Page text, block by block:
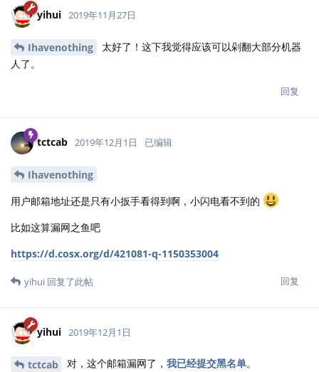
yihui 2019年11月27日
Ihavenothing
太好了！这下我觉得应该可以剁翻大部分机器
人了。
回复
tctcab 2019年12月1日 已编辑
Ihavenothing
用户邮箱地址还是只有小扳手看得到啊，小闪电看不到的
比如这算漏网之鱼吧
https://d.cosx.org/d/421081-q-1150353004
回复
yihui 回复了此帖
yihui 2019年12月1日
tctcab 对，这个邮箱漏网了， 我已经提交黑名单。